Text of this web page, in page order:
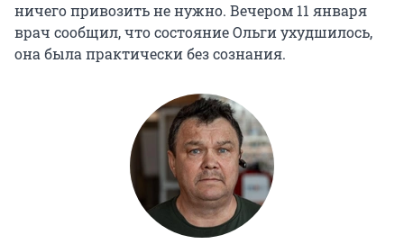
ничего привозить не нужно. Вечером 11 января
врач сообщил, что состояние Ольги ухудшилось,
она была практически без сознания.